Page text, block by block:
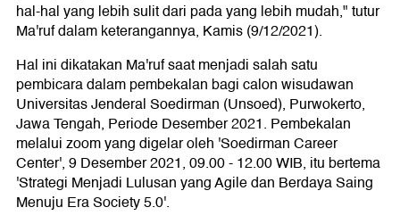
hal-hal yang lebih sulit dari pada yang lebih mudah," tutur
Ma'ruf dalam keterangannya, Kamis (9/12/2021).
Hal ini dikatakan Ma'ruf saat menjadi salah satu
pembicara dalam pembekalan bagi calon wisudawan
Universitas Jenderal Soedirman (Unsoed), Purwokerto,
Jawa Tengah, Periode Desember 2021. Pembekalan
melalui zoom yang digelar oleh 'Soedirman Career
Center', 9 Desember 2021, 09.00 - 12.00 WIB, itu bertema
'Strategi Menjadi Lulusan yang Agile dan Berdaya Saing
Menuju Era Society 5.0'.